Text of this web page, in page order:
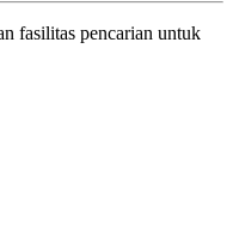
fasilitas pencarian untuk